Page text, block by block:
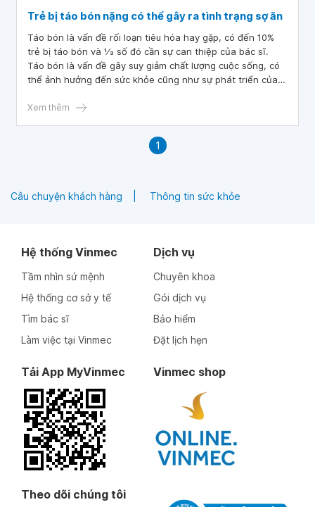
Trẻ bị táo bón nặng có thể gây ra tình trạng sợ ăn
Táo bón là vấn đề rối loạn tiêu hóa hay gặp, có đến 10%
trẻ bị táo bón và 1⁄3 số đó cần sự can thiệp của bác sĩ.
Táo bón là vấn đề gây suy giảm chất lượng cuộc sống, có
thể ảnh hưởng đến sức khỏe cũng như sự phát triển của
cần điều trị táo bón cho trẻ như thế nào?
Xem thêm
1
Câu chuyện khách hàng Thông tin sức khỏe
Hệ thống Vinmec
Tầm nhìn sứ mệnh
Hệ thống cơ sở y tế
Tìm bác sĩ
Làm việc tại Vinmec
Dịch vụ
Chuyên khoa
Gói dịch vụ
Bảo hiểm
Đặt lịch hẹn
Tải App MyVinmec Vinmec shop
Theo dõi chúng tôi